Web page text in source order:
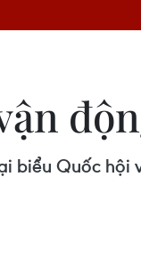
biểu Quốc